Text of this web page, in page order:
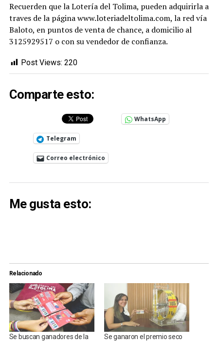
Recuerden que la Lotería del Tolima, pueden adquirirla a
traves de la página www.loteriadeltolima.com, la red vía
Baloto, en puntos de venta de chance, a domicilio al
3125929517 o con su vendedor de confianza.
Post Views: 220
Comparte esto:
WhatsApp
Telegram
Correo electrónico
Me gusta esto:
Relacionado
Se buscan ganadores de la
Se ganaron el premio seco